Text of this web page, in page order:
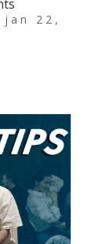
jan 22,